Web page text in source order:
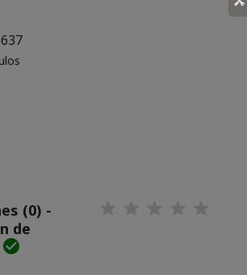
(0) -
de
